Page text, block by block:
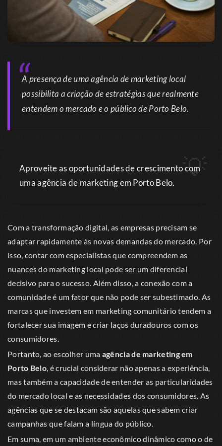
A presença de uma agência de marketing local
possibilita a criação de estratégias que realmente
entendem o mercado e o público de Porto Belo.
Aproveite as oportunidades de crescimento com
uma agência de marketing em Porto Belo.
Com a transformação digital, as empresas precisam se
adaptar rapidamente às novas demandas do mercado. Por
isso, contar com especialistas que compreendem as
nuances do marketing local pode ser um diferencial
decisivo para o sucesso. Além disso, a conexão com a
comunidade é um fator que não pode ser subestimado. As
marcas que investem em marketing comunitário tendem a
fortalecer sua imagem e criar laços duradouros com os
consumidores.
Portanto, ao escolher uma agência de marketing em
Porto Belo, é crucial considerar não apenas a experiência,
mas também a capacidade de entender as particularidades
do mercado local e as necessidades dos consumidores. As
agências que se destacam são aquelas que sabem criar
campanhas que falam a língua do público.
Em suma, em um ambiente econômico dinâmico como o de